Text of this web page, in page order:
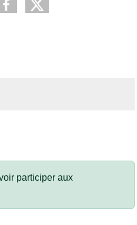
participer aux